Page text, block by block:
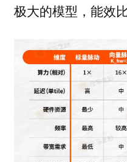
极大的模型，能效